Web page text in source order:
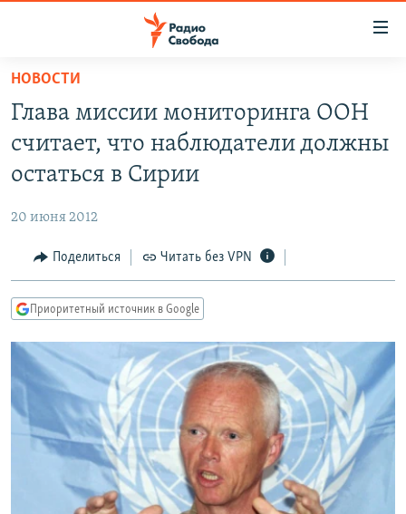
упрощенного
доступа
основному
Вернутся
Вернутся
поиску
АВТОРСКИЕ ПРОЕКТЫ
МНЕНИЯ
КУЛЬТУРА
КАВКАЗ.РЕАЛИИ
СЕВЕР.РЕАЛИИ
СИБИРЬ.РЕАЛИИ
РАСПИСАНИЕ ВЕЩАНИЯ
ПОДПИШИТЕСЬ НА РАССЫЛКУ
СОЦИАЛЬНЫЕ СЕТИ
НОВОСТИ
Глава миссии мониторинга ООН
считает, что наблюдатели должны
остаться в Сирии
20 июня 2012
Поделиться Читать без VPN
Приоритетный источник в Google